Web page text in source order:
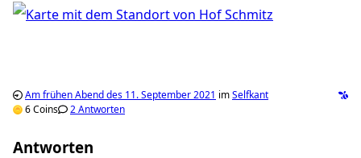
Am frühen Abend des 11. September 2021 imSelfkant
6 Coins
2 Antworten
Antworten